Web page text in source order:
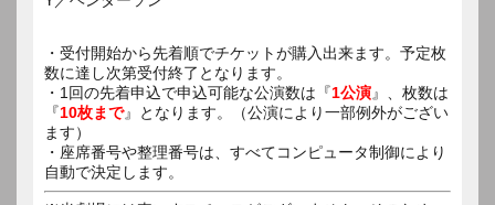
・受付開始から先着順でチケットが購入出来ます。予定枚
数に達し次第受付終了となります。
・1回の先着申込で申込可能な公演数は『1公演』、枚数は
『10枚まで』となります。（公演により一部例外がござい
ます）
・座席番号や整理番号は、すべてコンピュータ制御により
自動で決定します。